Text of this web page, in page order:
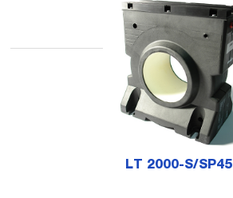
LT 2000-S/SP45